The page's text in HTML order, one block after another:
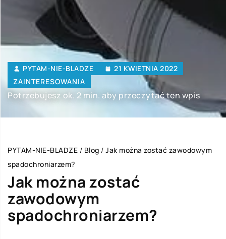
PYTAM-NIE-BLADZE
21 KWIETNIA 2022
ZAINTERESOWANIA
Potrzebujesz ok. 2 min. aby przeczytać ten wpis
PYTAM-NIE-BLADZE / Blog / Jak można zostać zawodowym
spadochroniarzem?
Jak można zostać
zawodowym
spadochroniarzem?